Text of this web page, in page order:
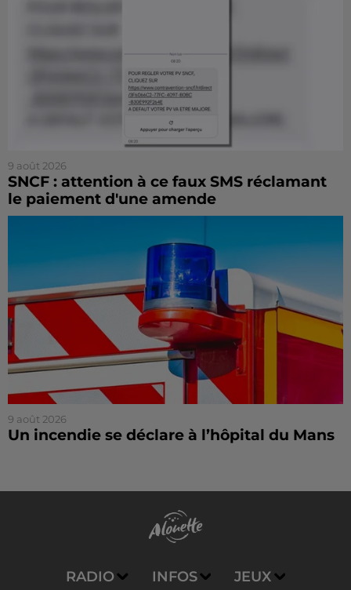
9 août 2026
SNCF : attention à ce faux SMS réclamant
le paiement d'une amende
9 août 2026
Un incendie se déclare à l’hôpital du Mans
RADIO INFOS JEUX